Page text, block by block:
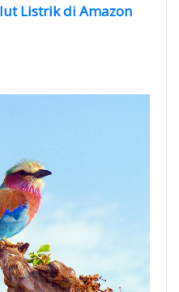
Listrik di Amazon